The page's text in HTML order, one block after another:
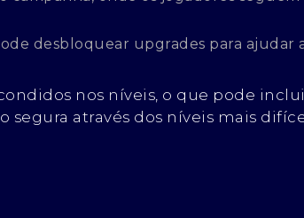
desbloquear upgrades para ajudar
nos níveis, o que pode
através dos níveis mais